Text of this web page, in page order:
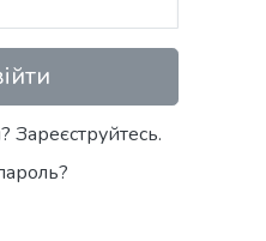
Зареєструйтесь.